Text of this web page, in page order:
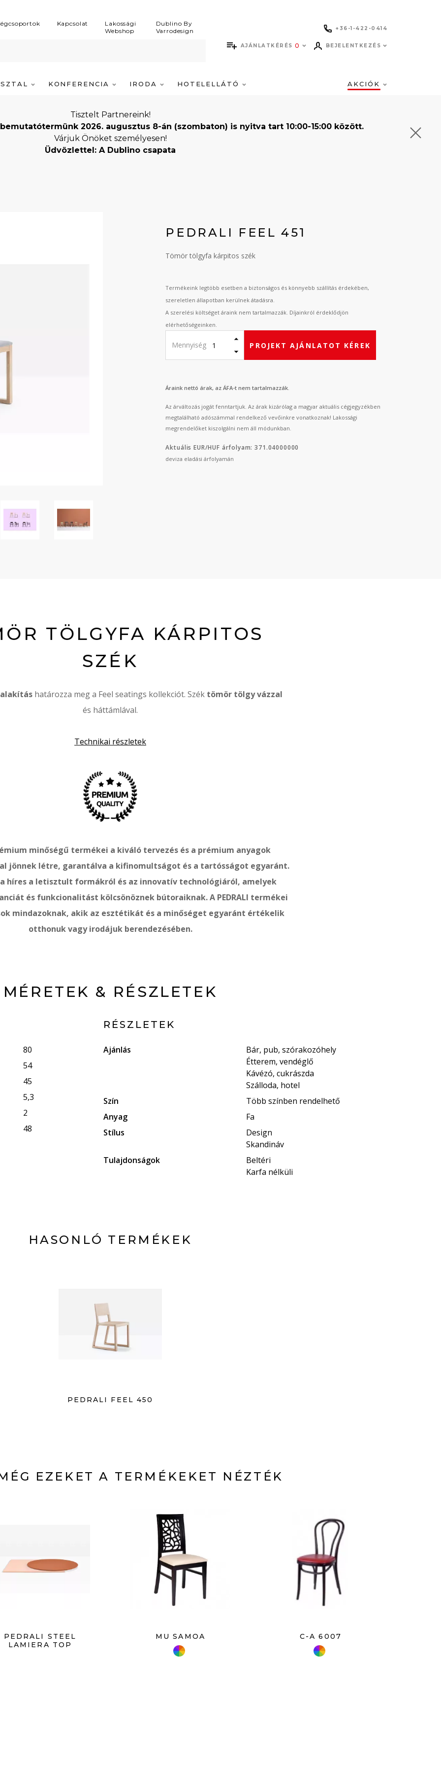
Kapcsolat
Lakossági
Webshop
Dublino By
Varrodesign
+36-1-422-0414
AJÁNLATKÉRÉS 0 BEJELENTKEZÉS
KONFERENCIA IRODA HOTELELLÁTÓ AKCIÓK
Tisztelt Partnereink!
bemutatótermünk 2026. augusztus 8-án (szombaton) is nyitva tart 10:00-15:00 között.
Várjuk Önöket személyesen!
Üdvözlettel: A Dublino csapata
PEDRALI FEEL 451
Tömör tölgyfa kárpitos szék
Termékeink legtöbb esetben a biztonságos és könnyebb szállítás érdekében,
szereletlen állapotban kerülnek átadásra.
A szerelési költséget áraink nem tartalmazzák. Díjainkról érdeklődjön
elérhetőségeinken.
Mennyiség PROJEKT AJÁNLATOT KÉREK
Áraink nettó árak, az ÁFA-t nem tartalmazzák.
Az árváltozás jogát fenntartjuk. Az árak kizárólag a magyar aktuális cégjegyzékben
megtalálható adószámmal rendelkező vevőinkre vonatkoznak! Lakossági
megrendelőket kiszolgálni nem áll módunkban.
Aktuális EUR/HUF árfolyam: 371.04000000
deviza eladási árfolyamán
TÖLGYFA KÁRPITOS
SZÉK
határozza meg a Feel seatings kollekciót. Szék tömör tölgy vázzal
és háttámlával.
Technikai részletek
minőségű termékei a kiváló tervezés és a prémium anyagok
jönnek létre, garantálva a kifinomultságot és a tartósságot egyaránt.
híres a letisztult formákról és az innovatív technológiáról, amelyek
és funkcionalitást kölcsönöznek bútoraiknak. A PEDRALI termékei
mindazoknak, akik az esztétikát és a minőséget egyaránt értékelik
otthonuk vagy irodájuk berendezésében.
MÉRETEK & RÉSZLETEK
80
54
45
5,3
2
48
RÉSZLETEK
Ajánlás
Bár, pub, szórakozóhely
Étterem, vendéglő
Kávézó, cukrászda
Szálloda, hotel
Szín
Több színben rendelhető
Anyag
Fa
Stílus
Design
Skandináv
Tulajdonságok
Beltéri
Karfa nélküli
HASONLÓ TERMÉKEK
PEDRALI FEEL 450
EZEKET A TERMÉKEKET NÉZTÉK
PEDRALI STEEL
LAMIERA TOP
MU SAMOA C-A 6007